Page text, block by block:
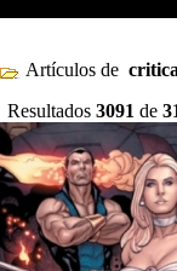
Artículos de
Resultados 3091 de